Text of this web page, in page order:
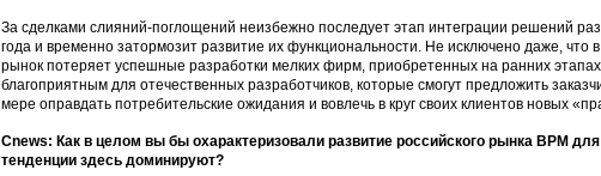
За сделками слияний-поглощений неизбежно последует этап интеграции решений
года и временно затормозит развитие их функциональности. Не исключено даже, что
рынок потеряет успешные разработки мелких фирм, приобретенных на ранних
благоприятным для отечественных разработчиков, которые смогут предложить
мере оправдать потребительские ожидания и вовлечь в круг своих клиентов новых
Cnews: Как в целом вы бы охарактеризовали развитие российского рынка BPM
тенденции здесь доминируют?